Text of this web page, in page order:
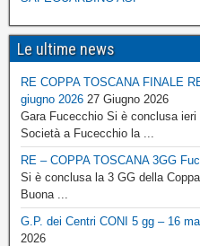
Le ultime news
RE COPPA TOSCANA FINALE
giugno 2026 27 Giugno 2026
Gara Fucecchio Si è conclusa
Società a Fucecchio la ...
RE – COPPA TOSCANA 3GG
Si è conclusa la 3 GG della
Buona ...
G.P. dei Centri CONI 5 gg – 16
2026